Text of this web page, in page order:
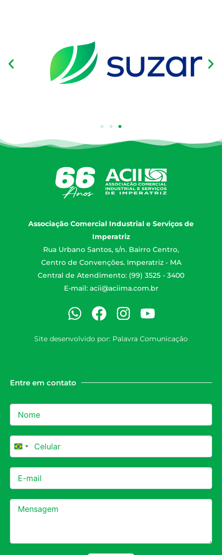
Associação Comercial Industrial e Serviços de
Imperatriz
Rua Urbano Santos, s/n. Bairro Centro,
Centro de Convenções. Imperatriz - MA
Central de Atendimento: (99) 3525 - 3400
E-mail: acii@aciima.com.br
Site desenvolvido por: Palavra Comunicação
Entre em contato
Brazil +55